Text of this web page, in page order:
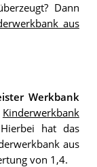
Dann
aus
Werkbank
Kinderwerkbank
hat das
aus
von 1,4.